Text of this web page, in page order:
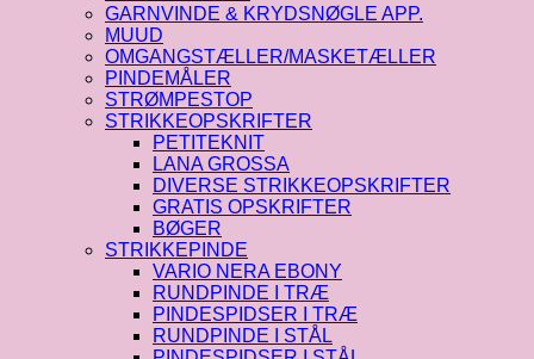
GARNVINDE & KRYDSNØGLE APP.
MUUD
OMGANGSTÆLLER/MASKETÆLLER
PINDEMÅLER
STRØMPESTOP
STRIKKEOPSKRIFTER
PETITEKNIT
LANA GROSSA
DIVERSE STRIKKEOPSKRIFTER
GRATIS OPSKRIFTER
BØGER
STRIKKEPINDE
VARIO NERA EBONY
RUNDPINDE I TRÆ
PINDESPIDSER I TRÆ
RUNDPINDE I STÅL